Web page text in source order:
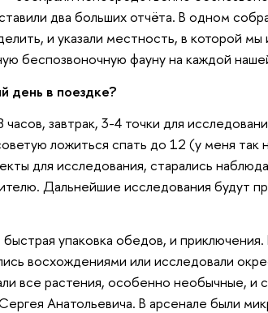
два больших отчёта. В одном
и указали местность, в которой
беспозвоночную фауну на каждой
день в поездке?
завтрак, 3-4 точки для
ложиться спать до 12 (у меня так
для исследования, старались
Дальнейшие исследования будут
упаковка обедов, и приключения.
восхождениями или исследовали
все растения, особенно необычные, и
Анатольевича. В арсенале были